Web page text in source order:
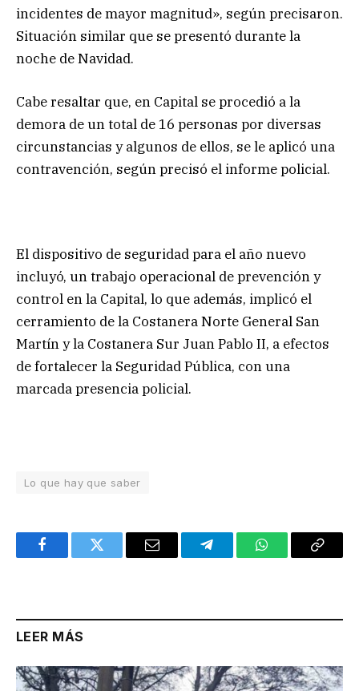
incidentes de mayor magnitud», según precisaron.
Situación similar que se presentó durante la
noche de Navidad.
Cabe resaltar que, en Capital se procedió a la
demora de un total de 16 personas por diversas
circunstancias y algunos de ellos, se le aplicó una
contravención, según precisó el informe policial.
El dispositivo de seguridad para el año nuevo
incluyó, un trabajo operacional de prevención y
control en la Capital, lo que además, implicó el
cerramiento de la Costanera Norte General San
Martín y la Costanera Sur Juan Pablo II, a efectos
de fortalecer la Seguridad Pública, con una
marcada presencia policial.
Lo que hay que saber
FacebookTwitter Email TelegramWhatsAppCopy
LEER MÁS